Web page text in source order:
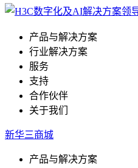
产品与解决方案
行业解决方案
服务
支持
合作伙伴
关于我们
新华三商城
产品与解决方案